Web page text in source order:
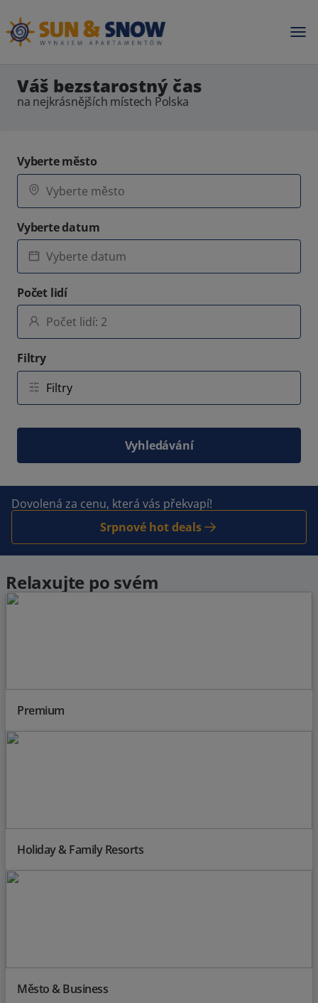
Váš bezstarostný čas
na nejkrásnějších místech Polska
Vyberte město
Vyberte datum
Počet lidí
Filtry
Vyhledávání
Dovolená za cenu, která vás překvapí!
Srpnové hot deals
Relaxujte po svém
Premium
Holiday & Family Resorts
Město & Business